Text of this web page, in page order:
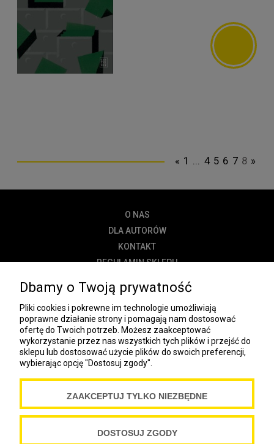
« 1 4 5 6 7 8 »
O NAS
DLA AUTORÓW
KONTAKT
REGULAMIN SKLEPU
DOSTAWA
PŁATNOŚĆ
NEWSLETTER
COOKIES
Spółdzielnia Wydawnicza „Czytelnik”
ul. Wiejska 12A
Dbamy o Twoją prywatność
Pliki cookies i pokrewne im technologie umożliwiają
poprawne działanie strony i pomagają nam dostosować
ofertę do Twoich potrzeb. Możesz zaakceptować
wykorzystanie przez nas wszystkich tych plików i przejść do
sklepu lub dostosować użycie plików do swoich preferencji,
wybierając opcję "Dostosuj zgody".
ZAAKCEPTUJ TYLKO NIEZBĘDNE
DOSTOSUJ ZGODY